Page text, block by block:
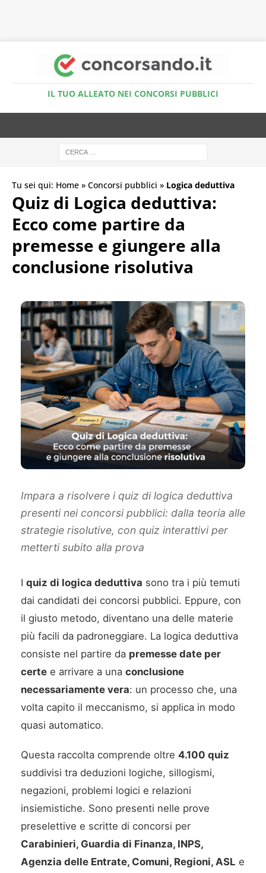
IL TUO ALLEATO NEI CONCORSI PUBBLICI
Tu sei qui: Home » Concorsi pubblici » Logica deduttiva
Quiz di Logica deduttiva:
Ecco come partire da
premesse e giungere alla
conclusione risolutiva
Impara a risolvere i quiz di logica deduttiva
presenti nei concorsi pubblici: dalla teoria alle
strategie risolutive, con quiz interattivi per
metterti subito alla prova
I quiz di logica deduttiva sono tra i più temuti
dai candidati dei concorsi pubblici. Eppure, con
il giusto metodo, diventano una delle materie
più facili da padroneggiare. La logica deduttiva
consiste nel partire da premesse date per
certe e arrivare a una conclusione
necessariamente vera: un processo che, una
volta capito il meccanismo, si applica in modo
quasi automatico.
Questa raccolta comprende oltre 4.100 quiz
suddivisi tra deduzioni logiche, sillogismi,
negazioni, problemi logici e relazioni
insiemistiche. Sono presenti nelle prove
preselettive e scritte di concorsi per
Carabinieri, Guardia di Finanza, INPS,
Agenzia delle Entrate, Comuni, Regioni, ASL e